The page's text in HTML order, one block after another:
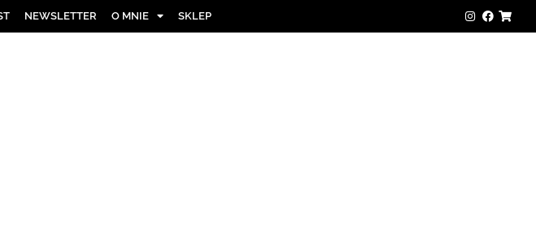
NEWSLETTER O MNIE SKLEP